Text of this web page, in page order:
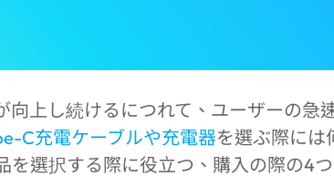
向上し続けるにつれて、ユーザーの急
C充電ケーブルや充電器を選ぶ際には
を選択する際に役立つ、購入の際の4